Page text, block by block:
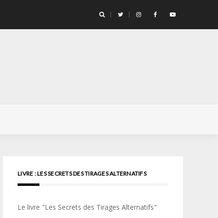
LIVRE : LES SECRETS DES TIRAGES ALTERNATIFS
Le livre "Les Secrets des Tirages Alternatifs"